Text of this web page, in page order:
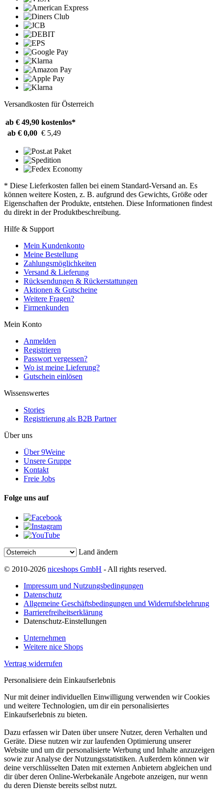
Versandkosten für Österreich
ab € 49,90 kostenlos*
ab € 0,00 € 5,49
* Diese Lieferkosten fallen bei einem Standard-Versand an. Es
können weitere Kosten, z. B. aufgrund des Gewichts, Größe oder
Eigenschaften der Produkte, entstehen. Diese Informationen findest
du direkt in der Produktbeschreibung.
Hilfe & Support
Mein Kundenkonto
Meine Bestellung
Zahlungsmöglichkeiten
Versand & Lieferung
Rücksendungen & Rückerstattungen
Aktionen & Gutscheine
Weitere Fragen?
Firmenkunden
Mein Konto
Anmelden
Registrieren
Passwort vergessen?
Wo ist meine Lieferung?
Gutschein einlösen
Wissenswertes
Stories
Registrierung als B2B Partner
Über uns
Über 9Weine
Unsere Gruppe
Kontakt
Freie Jobs
Folge uns auf
Land ändern
© 2010-2026 niceshops GmbH - All rights reserved.
Impressum und Nutzungsbedingungen
Datenschutz
Allgemeine Geschäftsbedingungen und Widerrufsbelehrung
Barrierefreiheitserklärung
Datenschutz-Einstellungen
Unternehmen
Weitere nice Shops
Vertrag widerrufen
Personalisiere dein Einkaufserlebnis
Nur mit deiner individuellen Einwilligung verwenden wir Cookies
und weitere Technologien, um dir ein personalisiertes
Einkaufserlebnis zu bieten.
Dazu erfassen wir Daten über unsere Nutzer, deren Verhalten und
Geräte. Diese nutzen wir zur laufenden Optimierung unserer
Website und um dir personalisierte Werbung und Inhalte anzuzeigen
sowie zur Analyse der Nutzungsstatistiken. Außerdem können wir
deine verschlüsselten Daten mit externen Anbietern abgleichen und
dir über deren Online-Werbekanäle Angebote anzeigen, nur wenn
du deren Dienste bereits selbst nutzt.